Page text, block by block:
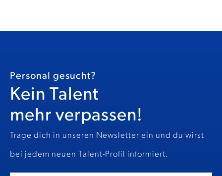
Personal gesucht?
Kein Talent
mehr verpassen!
Trage dich in unseren Newsletter ein und du wirst
bei jedem neuen Talent-Profil informiert.